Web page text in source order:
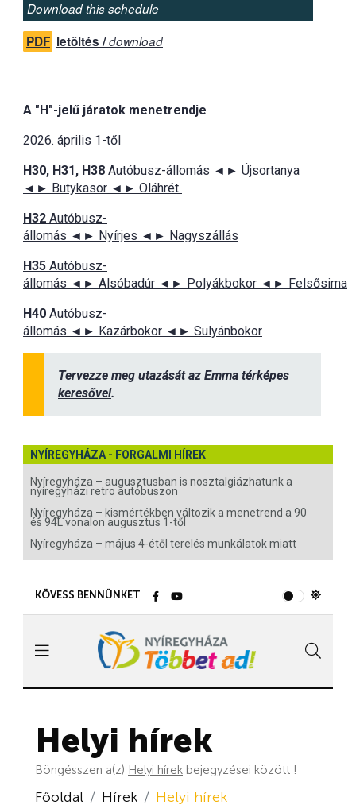
Download this schedule
PDF letöltés /download
A "H"-jelű járatok menetrendje
2026. április 1-től
H30, H31, H38 Autóbusz-állomás ◄► Újsortanya
◄► Butykasor ◄► Oláhrét
H32 Autóbusz-
állomás ◄► Nyírjes ◄► Nagyszállás
H35 Autóbusz-
állomás ◄► Alsóbadúr ◄► Polyákbokor ◄► Felsősima
H40 Autóbusz-
állomás ◄► Kazárbokor ◄► Sulyánbokor
Tervezze meg utazását az Emma térképes
keresővel.
NYÍREGYHÁZA - FORGALMI HÍREK
Nyíregyháza – augusztusban is nosztalgiázhatunk a
nyíregyházi retro autóbuszon
Nyíregyháza – kismértékben változik a menetrend a 90
és 94L vonalon augusztus 1-től
Nyíregyháza – május 4-étől terelés munkálatok miatt